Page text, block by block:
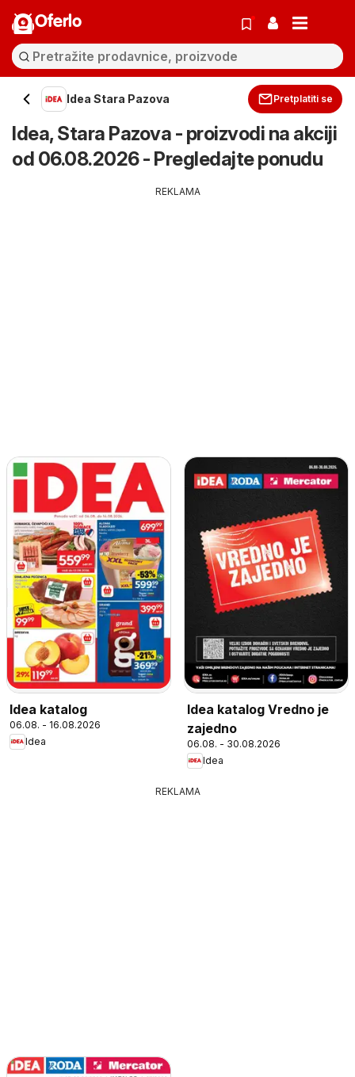
Oferlo
Idea Stara Pazova Pretplatiti se
Idea, Stara Pazova - proizvodi na akciji
od 06.08.2026 - Pregledajte ponudu
REKLAMA
Idea katalog
06.08. - 16.08.2026
Idea
Idea katalog Vredno je
zajedno
06.08. - 30.08.2026
Idea
REKLAMA